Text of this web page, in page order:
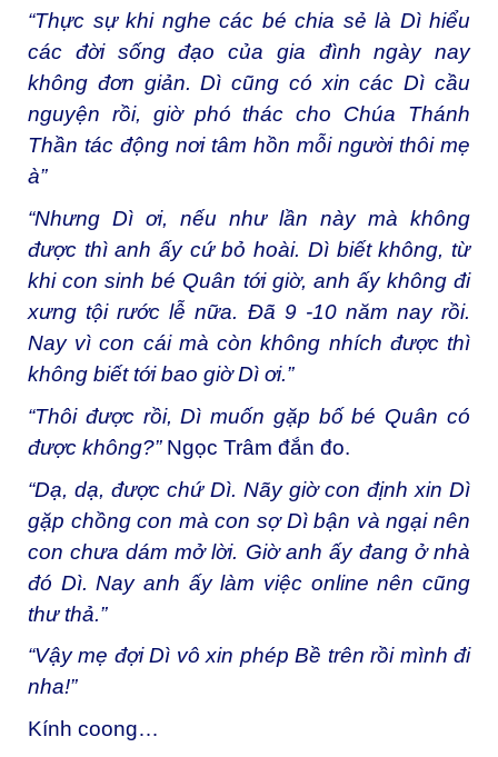
“Thực sự khi nghe các bé chia sẻ là Dì hiểu
các đời sống đạo của gia đình ngày nay
không đơn giản. Dì cũng có xin các Dì cầu
nguyện rồi, giờ phó thác cho Chúa Thánh
Thần tác động nơi tâm hồn mỗi người thôi mẹ
à”
“Nhưng Dì ơi, nếu như lần này mà không
được thì anh ấy cứ bỏ hoài. Dì biết không, từ
khi con sinh bé Quân tới giờ, anh ấy không đi
xưng tội rước lễ nữa. Đã 9 -10 năm nay rồi.
Nay vì con cái mà còn không nhích được thì
không biết tới bao giờ Dì ơi.”
“Thôi được rồi, Dì muốn gặp bố bé Quân có
được không?”Ngọc Trâm đắn đo.
“Dạ, dạ, được chứ Dì. Nãy giờ con định xin Dì
gặp chồng con mà con sợ Dì bận và ngại nên
con chưa dám mở lời. Giờ anh ấy đang ở nhà
đó Dì. Nay anh ấy làm việc online nên cũng
thư thả.”
“Vậy mẹ đợi Dì vô xin phép Bề trên rồi mình đi
nha!”
Kính coong…